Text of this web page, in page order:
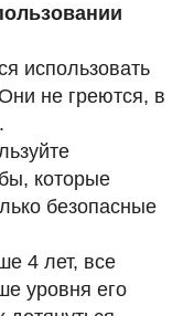
использовать
не греются, в
которые
безопасные
4 лет, все
уровня его